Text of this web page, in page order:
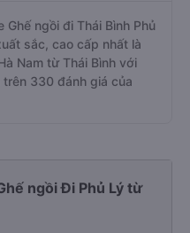
Ghế ngồi đi Thái Bình Phủ
sắc, cao cấp nhất là
Nam từ Thái Bình với
330 đánh giá của
ngồi Đi Phủ Lý từ